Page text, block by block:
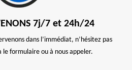
7j/7 et 24h/24
dans l’immédiat, n’hésitez pas
le formulaire ou à nous appeler.